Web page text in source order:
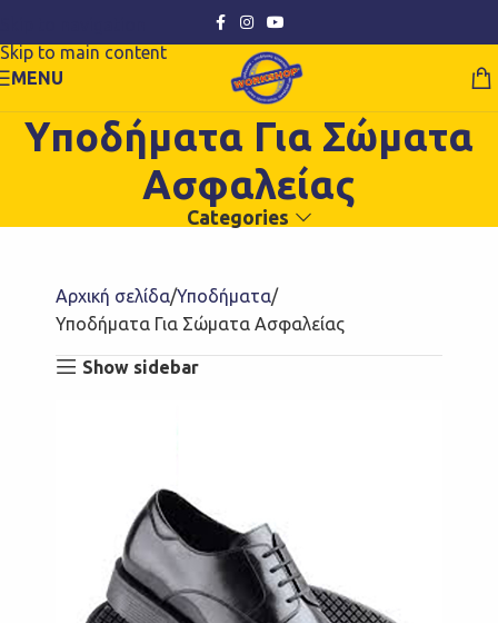
Skip to main content
MENU
Υποδήματα Για Σώματα
Ασφαλείας
Categories
Αρχική σελίδα Υποδήματα
Υποδήματα Για Σώματα Ασφαλείας
Show sidebar